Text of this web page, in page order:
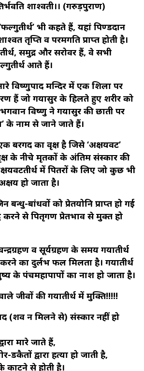
शाश्वती।। (गरुड़पुराण)
भी कहते हैं, यहां पिण्डदान
तृप्ति व परमगति प्राप्त होती है।
समुद्र और सरोवर हैं, वे सभी
आते हैं।
विष्णुपाद मन्दिर में एक शिला पर
हैं जो गयासुर के हिलते हुए शरीर को
विष्णु ने गयासुर की छाती पर
के नाम से जाने जाते हैं।
बरगद का वृक्ष है जिसे ‘अक्षयवट’
के नीचे मृतकों के अंतिम संस्‍कार की
में पितरों के लिए जो कुछ भी
हो जाता है।
बन्धु-बांधवों को प्रेतयोनि प्राप्त हो गई
करने से पितृगण प्रेतभाव से मुक्त हो
व सूर्यग्रहण के समय गयातीर्थ
का दुर्लभ फल मिलता है। गयातीर्थ
के पंचमहापापों का नाश हो जाता है।
जीवों की गयातीर्थ में मुक्ति!!!!!
(शव न मिलने से) संस्कार नहीं हो
मारे जाते हैं,
डकैतों द्वारा हत्या हो जाती है,
काटने से होती है।